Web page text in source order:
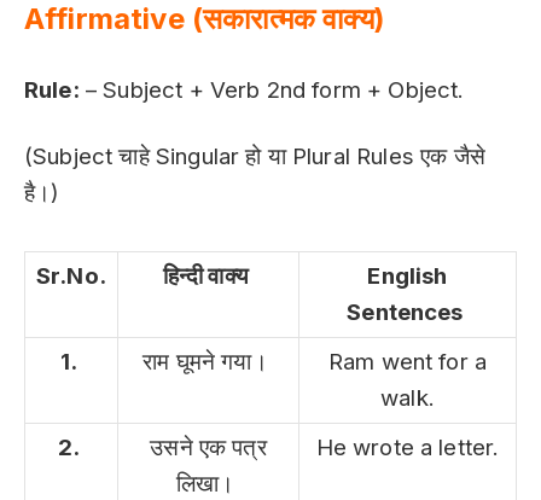
Affirmative(सकारात्मकवाक्य)
Rule: – Subject + Verb 2nd form + Object.
(Subject चाहे Singular हो या Plural Rules एक जैसे
है।)
Sr.No. हिन्दी वाक्य
English
Sentences
1.
राम घूमने गया।
Ram went for a
walk.
2.
उसने एक पत्र
लिखा।
He wrote a letter.